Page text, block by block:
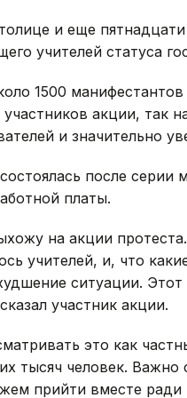
и еще
учителей статуса
1500
акции, так
и значительно
после серии
платы.
на акции
учителей, и, что
ситуации.
участник акции.
это как
тысяч человек.
прийти вместе ради